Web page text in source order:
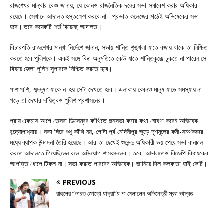
রাজশেখর মান্থার বেঞ্চ জানায়, যে কোনও রাজনৈতিক দলের সভা-সমাবেশ করার অধিকার
রয়েছে। সেখানে আদালত হস্তক্ষেপ করবে না। প্রভাত কলেজের মাঠেই অভিষেকের সভা
হবে। তবে কয়েকটি শর্ত দিয়েছে আদালত।
বিচারপতি রাজশেখর মান্থা নির্দেশে জানান, সভায় শান্তি-শৃঙ্খলা যাতে বজায় থাকে তা নিশ্চিত
করতে হবে পুলিশকে। একই সঙ্গে বিনা অনুমতিতে কেউ যাতে শান্তিকুঞ্জে ঢুকতে না পারেন সে
বিষয়ে জেলা পুলিশ সুপারকে নিশ্চিত করতে হবে।
পাশাপাশি, শব্দদূষণ যাকে না হয় সেটা দেখতে হবে। এলাকায় কোনও মানুষ যাতে সমস্যায় না
পড়ে তা দেখার দায়িত্বও পুলিশ প্রশাসনের।
প্রায় একমাস আগে তেসরা ডিসেম্বর কাঁথিতে জনসভা করার কথা ঘোষণা করেন অভিষেক
বন্দ্যোপাধ্যায়। সভা ঘিরে শুধু কাঁথি নয়, গোটা পূর্ব মেদিনীপুর জুড়ে তৃণমূলের কর্মী-সমর্থকদের
মধ্যে ব্যাপক উন্মাদনা তৈরি হয়েছে। আর তা দেখেই শুভেন্দু অধিকারী ভয় পেয়ে সভা বানচাল
করতে আদালতে গিয়েছিলেন বলে অভিযোগ শাসকদলের। তবে, আদালতেও বিজেপি বিধায়কের
আপত্তি ধোপে টিকল না। সভা করতে পারবেন অভিষেক। জানিয়ে দিল কলকাতা হাই কোর্ট।
PREVIOUS
রাহুলের “ভারত জোড়ো যাত্রা”য় পা মেলালেন অভিনেত্রী স্বরা ভাস্কর